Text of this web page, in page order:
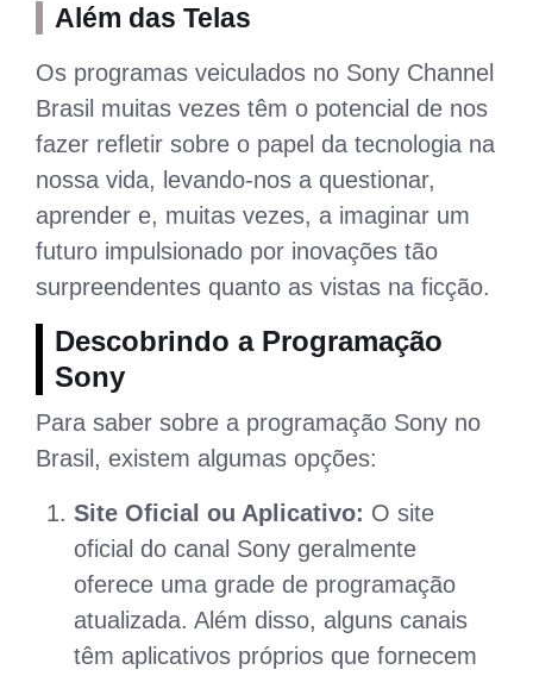
Além das Telas
Os programas veiculados no Sony Channel
Brasil muitas vezes têm o potencial de nos
fazer refletir sobre o papel da tecnologia na
nossa vida, levando-nos a questionar,
aprender e, muitas vezes, a imaginar um
futuro impulsionado por inovações tão
surpreendentes quanto as vistas na ficção.
Descobrindo a Programação
Sony
Para saber sobre a programação Sony no
Brasil, existem algumas opções:
Site Oficial ou Aplicativo: O site
oficial do canal Sony geralmente
oferece uma grade de programação
atualizada. Além disso, alguns canais
têm aplicativos próprios que fornecem